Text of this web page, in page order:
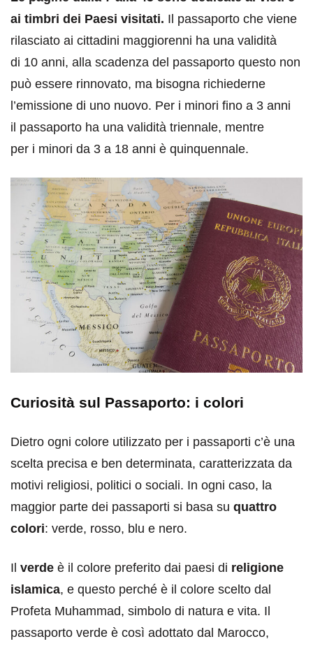
ai timbri dei Paesi visitati. Il passaporto che viene
rilasciato ai cittadini maggiorenni ha una validità
di 10 anni, alla scadenza del passaporto questo non
può essere rinnovato, ma bisogna richiederne
l’emissione di uno nuovo. Per i minori fino a 3 anni
il passaporto ha una validità triennale, mentre
per i minori da 3 a 18 anni è quinquennale.
Curiosità sul Passaporto: i colori
Dietro ogni colore utilizzato per i passaporti c’è una
scelta precisa e ben determinata, caratterizzata da
motivi religiosi, politici o sociali. In ogni caso, la
maggior parte dei passaporti si basa su quattro
colori: verde, rosso, blu e nero.
Il verde è il colore preferito dai paesi di religione
islamica, e questo perché è il colore scelto dal
Profeta Muhammad, simbolo di natura e vita. Il
passaporto verde è così adottato dal Marocco,